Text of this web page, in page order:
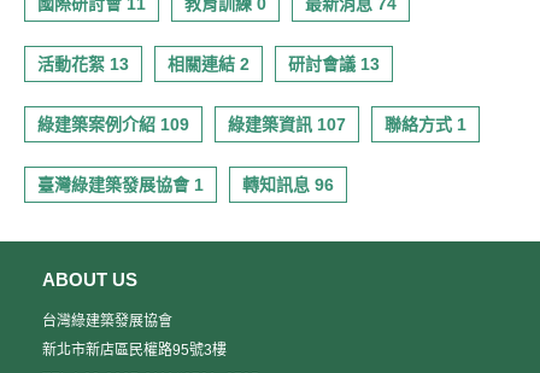
活動花絮 13 相關連結 2 研討會議 13
綠建築案例介紹 109 綠建築資訊 107 聯絡方式 1
臺灣綠建築發展協會 1 轉知訊息 96
ABOUT US
台灣綠建築發展協會
新北市新店區民權路95號3樓